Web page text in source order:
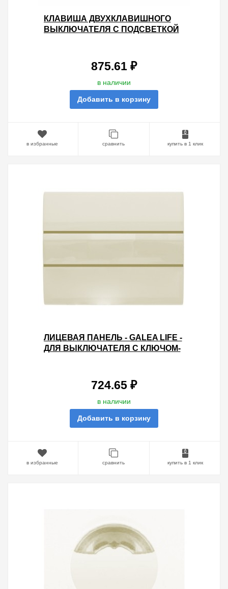
КЛАВИША ДВУХКЛАВИШНОГО
ВЫКЛЮЧАТЕЛЯ С ПОДСВЕТКОЙ
875.61 ₽
в наличии
Добавить в корзину
в избранные сравнить купить в 1 клик
ЛИЦЕВАЯ ПАНЕЛЬ - GALEA LIFE -
ДЛЯ ВЫКЛЮЧАТЕЛЯ С КЛЮЧОМ-
724.65 ₽
в наличии
Добавить в корзину
в избранные сравнить купить в 1 клик